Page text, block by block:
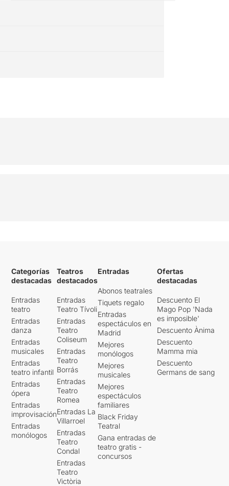
Categorías
destacadas
Entradas
teatro
Entradas
danza
Entradas
musicales
Entradas
teatro infantil
Entradas
ópera
Entradas
improvisación
Entradas
monólogos
Teatros
destacados
Entradas
Teatro Tívoli
Entradas
Teatro
Coliseum
Entradas
Teatro
Borrás
Entradas
Teatro
Romea
Entradas La
Villarroel
Entradas
Teatro
Condal
Entradas
Teatro
Victòria
Entradas
Abonos teatrales
Tiquets regalo
Entradas
espectáculos en
Madrid
Mejores
monólogos
Mejores
musicales
Mejores
espectáculos
familiares
Black Friday
Teatral
Gana entradas de
teatro gratis -
concursos
Ofertas
destacadas
Descuento El
Mago Pop 'Nada
es imposible'
Descuento Ànima
Descuento
Mamma mia
Descuento
Germans de sang